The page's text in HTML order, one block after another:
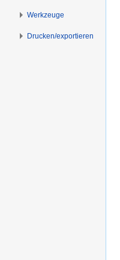
Werkzeuge
Drucken/­exportieren